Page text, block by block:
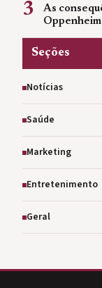
3
As
Seções
Notícias
Saúde
Marketing
Entretenimento
Geral